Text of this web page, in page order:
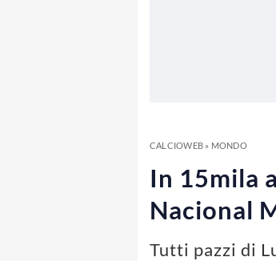
CALCIOWEB» MONDO
In 15mila
Nacional
Tutti pazzi di